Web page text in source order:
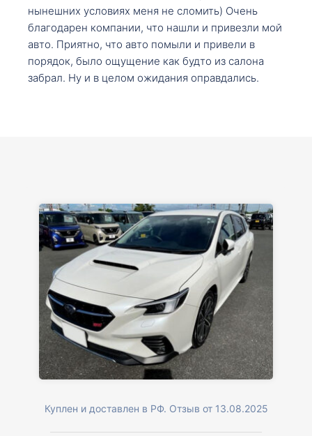
нынешних условиях меня не сломить) Очень
благодарен компании, что нашли и привезли мой
авто. Приятно, что авто помыли и привели в
порядок, было ощущение как будто из салона
забрал. Ну и в целом ожидания оправдались.
Куплен и доставлен в РФ. Отзыв от 13.08.2025